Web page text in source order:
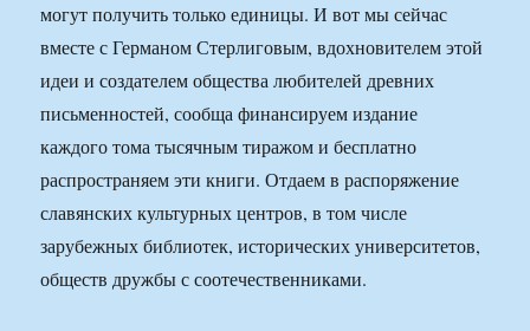
могут получить только единицы. И вот мы сейчас
вместе с Германом Стерлиговым, вдохновителем этой
идеи и создателем общества любителей древних
письменностей, сообща финансируем издание
каждого тома тысячным тиражом и бесплатно
распространяем эти книги. Отдаем в распоряжение
славянских культурных центров, в том числе
зарубежных библиотек, исторических университетов,
обществ дружбы с соотечественниками.